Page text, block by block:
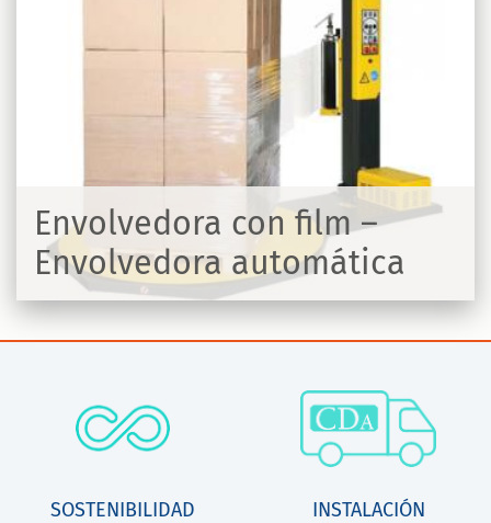
Envolvedora con film –
Envolvedora automática
SOSTENIBILIDAD INSTALACIÓN